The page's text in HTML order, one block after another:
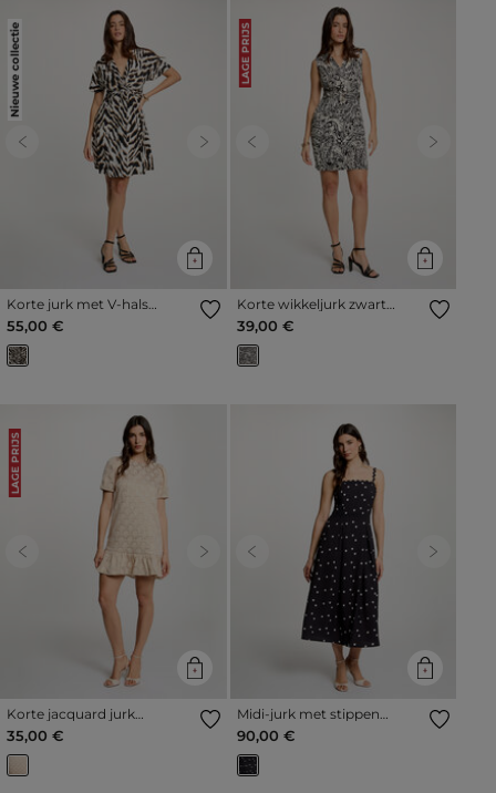
Nieuwe collectie
Previous Next
Korte jurk met V-hals
meerkleurig vrouw
55,00 €
LAGE PRIJS
Previous Next
Korte wikkeljurk zwart
vrouw
39,00 €
LAGE PRIJS
Previous Next
Korte jacquard jurk
pastelroze vrouw
35,00 €
Previous Next
Midi-jurk met stippen
marineblauw vrouw
90,00 €